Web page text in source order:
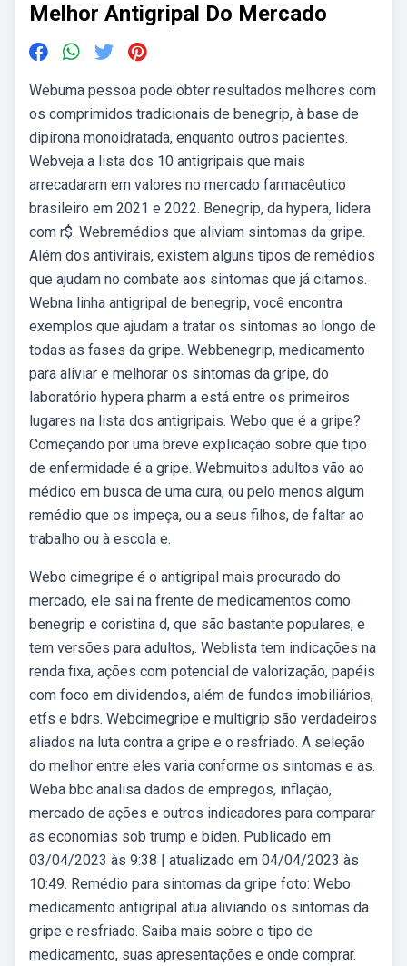
Melhor Antigripal Do Mercado
Webuma pessoa pode obter resultados melhores com
os comprimidos tradicionais de benegrip, à base de
dipirona monoidratada, enquanto outros pacientes.
Webveja a lista dos 10 antigripais que mais
arrecadaram em valores no mercado farmacêutico
brasileiro em 2021 e 2022. Benegrip, da hypera, lidera
com r$. Webremédios que aliviam sintomas da gripe.
Além dos antivirais, existem alguns tipos de remédios
que ajudam no combate aos sintomas que já citamos.
Webna linha antigripal de benegrip, você encontra
exemplos que ajudam a tratar os sintomas ao longo de
todas as fases da gripe. Webbenegrip, medicamento
para aliviar e melhorar os sintomas da gripe, do
laboratório hypera pharm a está entre os primeiros
lugares na lista dos antigripais. Webo que é a gripe?
Começando por uma breve explicação sobre que tipo
de enfermidade é a gripe. Webmuitos adultos vão ao
médico em busca de uma cura, ou pelo menos algum
remédio que os impeça, ou a seus filhos, de faltar ao
trabalho ou à escola e.
Webo cimegripe é o antigripal mais procurado do
mercado, ele sai na frente de medicamentos como
benegrip e coristina d, que são bastante populares, e
tem versões para adultos,. Weblista tem indicações na
renda fixa, ações com potencial de valorização, papéis
com foco em dividendos, além de fundos imobiliários,
etfs e bdrs. Webcimegripe e multigrip são verdadeiros
aliados na luta contra a gripe e o resfriado. A seleção
do melhor entre eles varia conforme os sintomas e as.
Weba bbc analisa dados de empregos, inflação,
mercado de ações e outros indicadores para comparar
as economias sob trump e biden. Publicado em
03/04/2023 às 9:38 | atualizado em 04/04/2023 às
10:49. Remédio para sintomas da gripe foto: Webo
medicamento antigripal atua aliviando os sintomas da
gripe e resfriado. Saiba mais sobre o tipo de
medicamento, suas apresentações e onde comprar.